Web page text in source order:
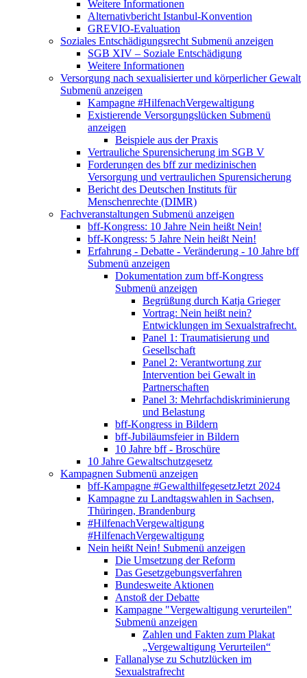
Weitere Informationen
Alternativbericht Istanbul-Konvention
GREVIO-Evaluation
Soziales Entschädigungsrecht Submenü anzeigen
SGB XIV – Soziale Entschädigung
Weitere Informationen
Versorgung nach sexualisierter und körperlicher Gewalt
Submenü anzeigen
Kampagne #HilfenachVergewaltigung
Existierende Versorgungslücken Submenü
anzeigen
Beispiele aus der Praxis
Vertrauliche Spurensicherung im SGB V
Forderungen des bff zur medizinischen
Versorgung und vertraulichen Spurensicherung
Bericht des Deutschen Instituts für
Menschenrechte (DIMR)
Fachveranstaltungen Submenü anzeigen
bff-Kongress: 10 Jahre Nein heißt Nein!
bff-Kongress: 5 Jahre Nein heißt Nein!
Erfahrung - Debatte - Veränderung - 10 Jahre bff
Submenü anzeigen
Dokumentation zum bff-Kongress
Submenü anzeigen
Begrüßung durch Katja Grieger
Vortrag: Nein heißt nein?
Entwicklungen im Sexualstrafrecht.
Panel 1: Traumatisierung und
Gesellschaft
Panel 2: Verantwortung zur
Intervention bei Gewalt in
Partnerschaften
Panel 3: Mehrfachdiskriminierung
und Belastung
bff-Kongress in Bildern
bff-Jubiläumsfeier in Bildern
10 Jahre bff - Broschüre
10 Jahre Gewaltschutzgesetz
Kampagnen Submenü anzeigen
bff-Kampagne #GewalthilfegesetzJetzt 2024
Kampagne zu Landtagswahlen in Sachsen,
Thüringen, Brandenburg
#HilfenachVergewaltigung
#HilfenachVergewaltigung
Nein heißt Nein! Submenü anzeigen
Die Umsetzung der Reform
Das Gesetzgebungsverfahren
Bundesweite Aktionen
Anstoß der Debatte
Kampagne "Vergewaltigung verurteilen"
Submenü anzeigen
Zahlen und Fakten zum Plakat
„Vergewaltigung Verurteilen“
Fallanalyse zu Schutzlücken im
Sexualstrafrecht